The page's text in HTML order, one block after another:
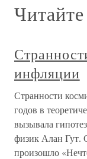
инфляции
Странности
годов в
вызывала
физик Алан Гут.
произошло